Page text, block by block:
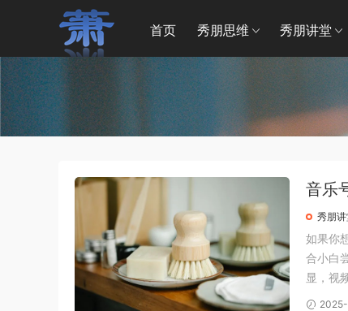
首页 秀朋思维 秀朋讲堂
音乐
秀朋
如果你
合小白
显，视
收益相